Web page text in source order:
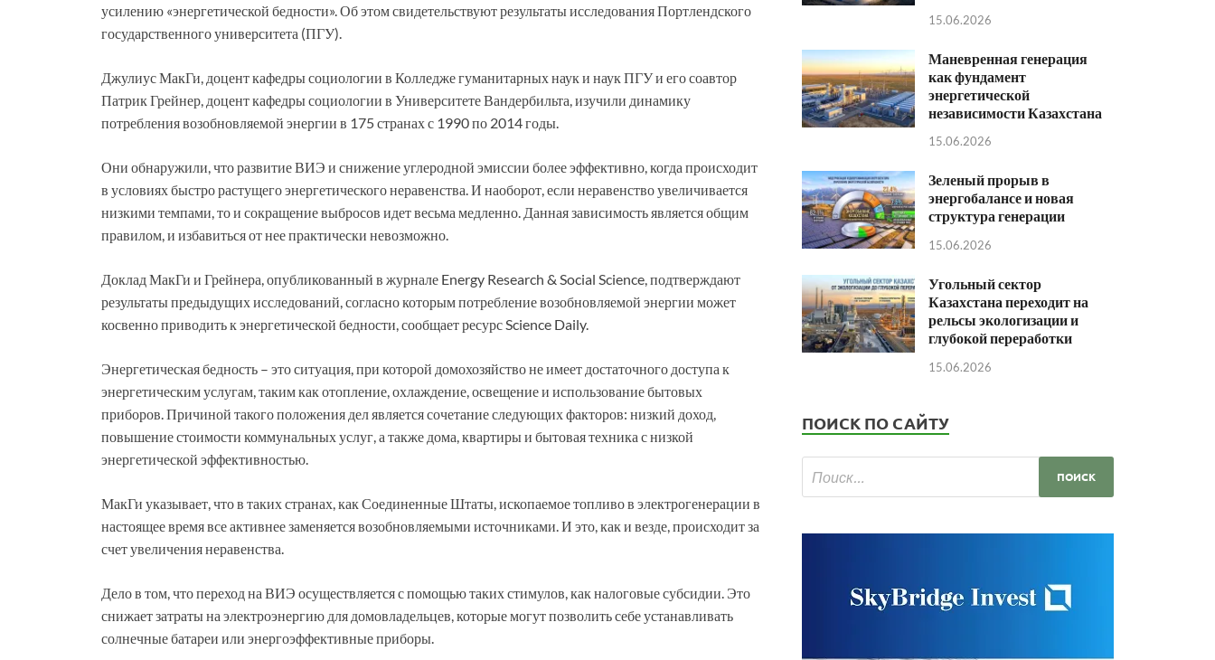
усилению «энергетической бедности». Об этом свидетельствуют результаты исследования Портлендского
государственного университета (ПГУ).
Джулиус МакГи, доцент кафедры социологии в Колледже гуманитарных наук и наук ПГУ и его соавтор
Патрик Грейнер, доцент кафедры социологии в Университете Вандербильта, изучили динамику
потребления возобновляемой энергии в 175 странах с 1990 по 2014 годы.
Они обнаружили, что развитие ВИЭ и снижение углеродной эмиссии более эффективно, когда происходит
в условиях быстро растущего энергетического неравенства. И наоборот, если неравенство увеличивается
низкими темпами, то и сокращение выбросов идет весьма медленно. Данная зависимость является общим
правилом, и избавиться от нее практически невозможно.
Доклад МакГи и Грейнера, опубликованный в журнале Energy Research & Social Science, подтверждают
результаты предыдущих исследований, согласно которым потребление возобновляемой энергии может
косвенно приводить к энергетической бедности, сообщает ресурс Science Daily.
Энергетическая бедность – это ситуация, при которой домохозяйство не имеет достаточного доступа к
энергетическим услугам, таким как отопление, охлаждение, освещение и использование бытовых
приборов. Причиной такого положения дел является сочетание следующих факторов: низкий доход,
повышение стоимости коммунальных услуг, а также дома, квартиры и бытовая техника с низкой
энергетической эффективностью.
МакГи указывает, что в таких странах, как Соединенные Штаты, ископаемое топливо в электрогенерации в
настоящее время все активнее заменяется возобновляемыми источниками. И это, как и везде, происходит за
счет увеличения неравенства.
Дело в том, что переход на ВИЭ осуществляется с помощью таких стимулов, как налоговые субсидии. Это
снижает затраты на электроэнергию для домовладельцев, которые могут позволить себе устанавливать
солнечные батареи или энергоэффективные приборы.
15.06.2026
Маневренная генерация
как фундамент
энергетической
независимости Казахстана
15.06.2026
Зеленый прорыв в
энергобалансе и новая
структура генерации
15.06.2026
Угольный сектор
Казахстана переходит на
рельсы экологизации и
глубокой переработки
15.06.2026
ПОИСК ПО САЙТУ